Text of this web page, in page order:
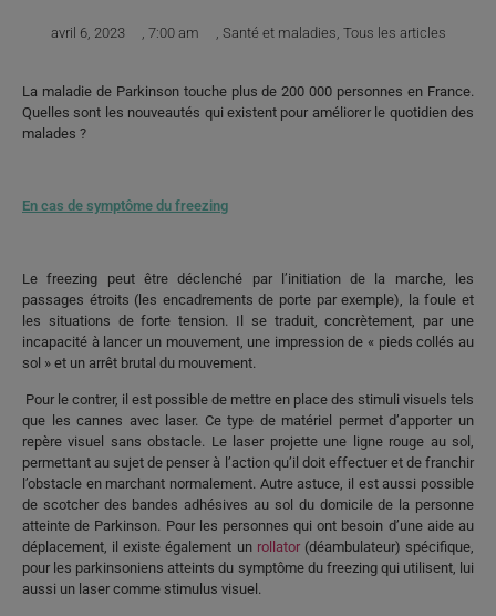
avril 6, 2023 7:00 am Santé et maladies Tous les articles
La maladie de Parkinson touche plus de 200 000 personnes en France.
Quelles sont les nouveautés qui existent pour améliorer le quotidien des
malades ?
En cas de symptôme du freezing
Le freezing peut être déclenché par l’initiation de la marche, les
passages étroits (les encadrements de porte par exemple), la foule et
les situations de forte tension. Il se traduit, concrètement, par une
incapacité à lancer un mouvement, une impression de « pieds collés au
sol » et un arrêt brutal du mouvement.
Pour le contrer, il est possible de mettre en place des stimuli visuels tels
que les cannes avec laser. Ce type de matériel permet d’apporter un
repère visuel sans obstacle. Le laser projette une ligne rouge au sol,
permettant au sujet de penser à l’action qu’il doit effectuer et de franchir
l’obstacle en marchant normalement. Autre astuce, il est aussi possible
de scotcher des bandes adhésives au sol du domicile de la personne
atteinte de Parkinson. Pour les personnes qui ont besoin d’une aide au
déplacement, il existe également un rollator(déambulateur) spécifique,
pour les parkinsoniens atteints du symptôme du freezing qui utilisent, lui
aussi un laser comme stimulus visuel.